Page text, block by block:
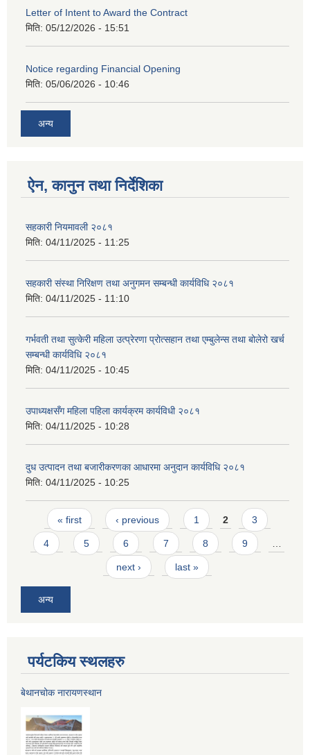
Letter of Intent to Award the Contract
मिति: 05/12/2026 - 15:51
Notice regarding Financial Opening
मिति: 05/06/2026 - 10:46
अन्य
ऐन, कानुन तथा निर्देशिका
सहकारी नियमावली २०८१
मिति: 04/11/2025 - 11:25
सहकारी संस्था निरिक्षण तथा अनुगमन सम्बन्धी कार्यविधि २०८१
मिति: 04/11/2025 - 11:10
गर्भवती तथा सुत्केरी महिला उत्प्रेरणा प्रोत्सहान तथा एम्बुलेन्स तथा बोलेरो खर्च
सम्बन्धी कार्यविधि २०८१
मिति: 04/11/2025 - 10:45
उपाध्यक्षसँग महिला पहिला कार्यक्रम कार्यविधी २०८१
मिति: 04/11/2025 - 10:28
दुध उत्पादन तथा बजारीकरणका आधारमा अनुदान कार्यविधि २०८१
मिति: 04/11/2025 - 10:25
Pages
« first ‹ previous 1 2 3
4 5 6 7 8 9 …
next › last »
अन्य
पर्यटकिय स्थलहरु
बेथानचोक नारायणस्थान